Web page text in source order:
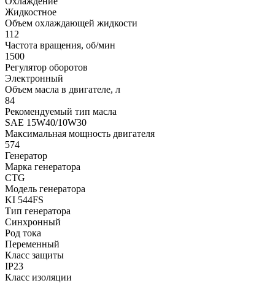
Жидкостное
Объем охлаждающей жидкости
112
Частота вращения, об/мин
1500
Регулятор оборотов
Электронный
Объем масла в двигателе, л
84
Рекомендуемый тип масла
SAE 15W40/10W30
Максимальная мощность двигателя
574
Генератор
Марка генератора
CTG
Модель генератора
KI 544FS
Тип генератора
Синхронный
Род тока
Переменный
Класс защиты
IP23
Класс изоляции